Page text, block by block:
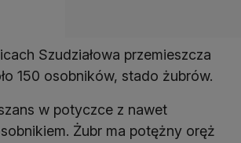
Szudziałowa przemieszcza
150 osobników, stado żubrów.
w potyczce z nawet
Żubr ma potężny oręż